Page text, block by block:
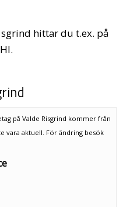
hittar du t.ex. på
på Valde Risgrind kommer från
vara aktuell. För ändring besök